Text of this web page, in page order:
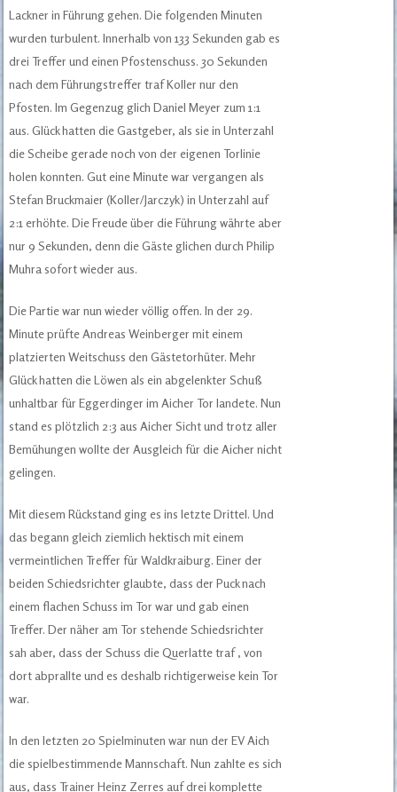
Lackner in Führung gehen. Die folgenden Minuten
wurden turbulent. Innerhalb von 133 Sekunden gab es
drei Treffer und einen Pfostenschuss. 30 Sekunden
nach dem Führungstreffer traf Koller nur den
Pfosten. Im Gegenzug glich Daniel Meyer zum 1:1
aus. Glück hatten die Gastgeber, als sie in Unterzahl
die Scheibe gerade noch von der eigenen Torlinie
holen konnten. Gut eine Minute war vergangen als
Stefan Bruckmaier (Koller/Jarczyk) in Unterzahl auf
2:1 erhöhte. Die Freude über die Führung währte aber
nur 9 Sekunden, denn die Gäste glichen durch Philip
Muhra sofort wieder aus.
Die Partie war nun wieder völlig offen. In der 29.
Minute prüfte Andreas Weinberger mit einem
platzierten Weitschuss den Gästetorhüter. Mehr
Glück hatten die Löwen als ein abgelenkter Schuß
unhaltbar für Eggerdinger im Aicher Tor landete. Nun
stand es plötzlich 2:3 aus Aicher Sicht und trotz aller
Bemühungen wollte der Ausgleich für die Aicher nicht
gelingen.
Mit diesem Rückstand ging es ins letzte Drittel. Und
das begann gleich ziemlich hektisch mit einem
vermeintlichen Treffer für Waldkraiburg. Einer der
beiden Schiedsrichter glaubte, dass der Puck nach
einem flachen Schuss im Tor war und gab einen
Treffer. Der näher am Tor stehende Schiedsrichter
sah aber, dass der Schuss die Querlatte traf , von
dort abprallte und es deshalb richtigerweise kein Tor
war.
In den letzten 20 Spielminuten war nun der EV Aich
die spielbestimmende Mannschaft. Nun zahlte es sich
aus, dass Trainer Heinz Zerres auf drei komplette